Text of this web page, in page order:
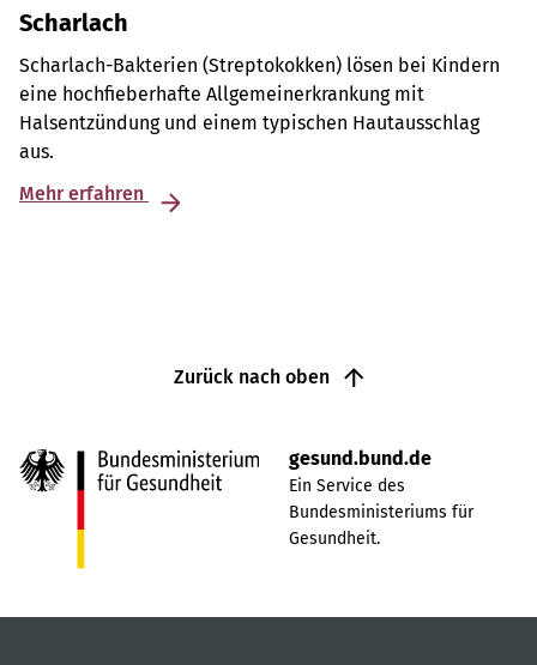
Scharlach
Scharlach-Bakterien (Streptokokken) lösen bei Kindern
eine hochfieberhafte Allgemeinerkrankung mit
Halsentzündung und einem typischen Hautausschlag
aus.
Mehr erfahren
Zurück nach oben
gesund.bund.de
Ein Service des
Bundesministeriums für
Gesundheit.